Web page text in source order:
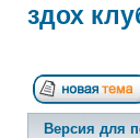
здох
Версия для